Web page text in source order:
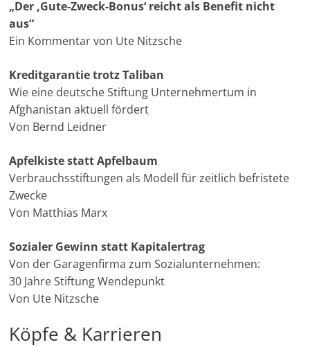
„Der ‚Gute-Zweck-Bonus‘ reicht als Benefit nicht
aus“
Ein Kommentar von Ute Nitzsche
Kreditgarantie trotz Taliban
Wie eine deutsche Stiftung Unternehmertum in
Afghanistan aktuell fördert
Von Bernd Leidner
Apfelkiste statt Apfelbaum
Verbrauchsstiftungen als Modell für zeitlich befristete
Zwecke
Von Matthias Marx
Sozialer Gewinn statt Kapitalertrag
Von der Garagenfirma zum Sozialunternehmen:
30 Jahre Stiftung Wendepunkt
Von Ute Nitzsche
Köpfe & Karrieren